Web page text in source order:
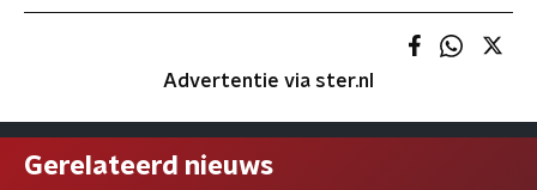
Advertentie via ster.nl
Gerelateerd nieuws